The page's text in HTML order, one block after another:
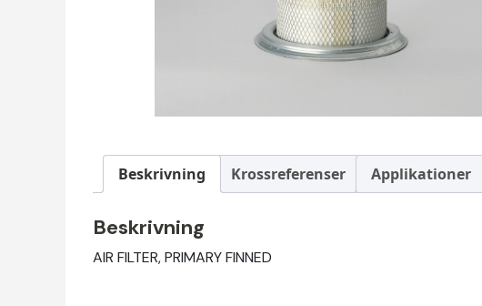
Beskrivning Krossreferenser Applikationer
Beskrivning
AIR FILTER, PRIMARY FINNED